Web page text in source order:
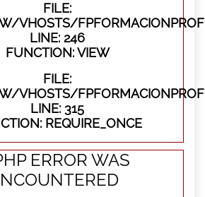
FILE:
VHOSTS/
LINE: 246
FUNCTION: VIEW
FILE:
VHOSTS/
LINE: 315
REQUIRE_ONCE
ERROR WAS